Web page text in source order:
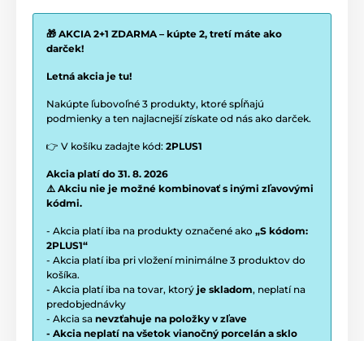
🎁 AKCIA 2+1 ZDARMA – kúpte 2, tretí máte ako
darček!
Letná akcia je tu!
Nakúpte ľubovoľné 3 produkty, ktoré spĺňajú
podmienky a ten najlacnejší získate od nás ako darček.
👉 V košíku zadajte kód: 2PLUS1
Akcia platí do 31. 8. 2026
⚠️ Akciu nie je možné kombinovať s inými zľavovými
kódmi.
- Akcia platí iba na produkty označené ako „S kódom:
2PLUS1“
- Akcia platí iba pri vložení minimálne 3 produktov do
košíka.
- Akcia platí iba na tovar, ktorý je skladom, neplatí na
predobjednávky
- Akcia sa nevzťahuje na položky v zľave
- Akcia neplatí na všetok vianočný porcelán a sklo